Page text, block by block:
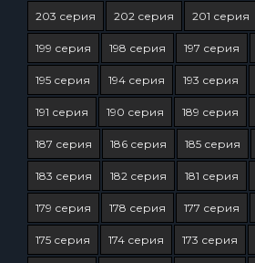
203 серия 202 серия 201 серия
199 серия 198 серия 197 серия
195 серия 194 серия 193 серия
191 серия 190 серия 189 серия
187 серия 186 серия 185 серия
183 серия 182 серия 181 серия
179 серия 178 серия 177 серия
175 серия 174 серия 173 серия